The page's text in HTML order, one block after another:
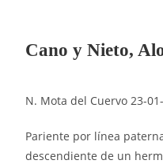
Cano y Nieto,
N. Mota del Cuervo 23-
Pariente por línea
descendiente de un